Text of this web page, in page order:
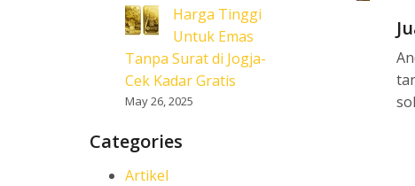
Harga Tinggi
Untuk Emas
Tanpa Surat di Jogja-
Cek Kadar Gratis
May 26, 2025
Categories
Artikel